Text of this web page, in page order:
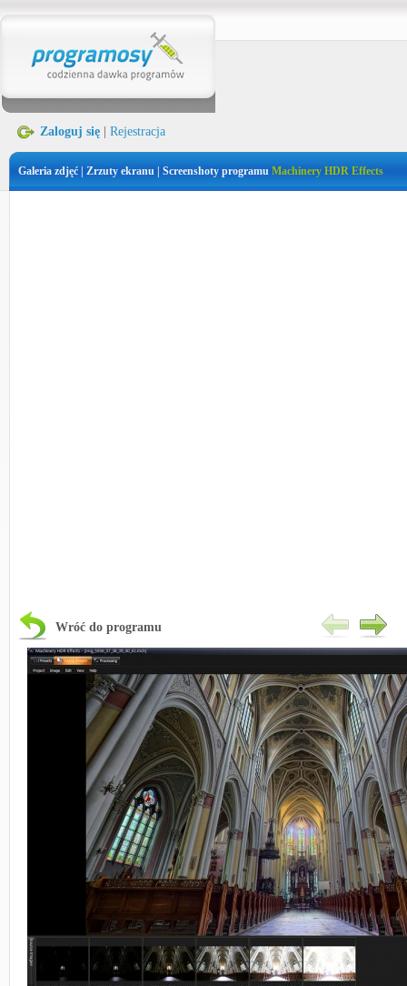
Zaloguj się Rejestracja
Galeria zdjęć | Zrzuty ekranu | Screenshoty programu Machinery HDR Effects
Wróć do programu